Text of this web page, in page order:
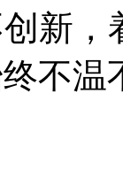
新
不